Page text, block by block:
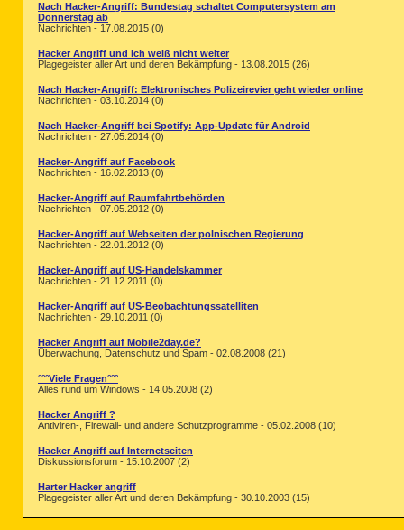
Nach Hacker-Angriff: Bundestag schaltet Computersystem am
Donnerstag ab
Nachrichten - 17.08.2015 (0)
Hacker Angriff und ich weiß nicht weiter
Plagegeister aller Art und deren Bekämpfung - 13.08.2015 (26)
Nach Hacker-Angriff: Elektronisches Polizeirevier geht wieder online
Nachrichten - 03.10.2014 (0)
Nach Hacker-Angriff bei Spotify: App-Update für Android
Nachrichten - 27.05.2014 (0)
Hacker-Angriff auf Facebook
Nachrichten - 16.02.2013 (0)
Hacker-Angriff auf Raumfahrtbehörden
Nachrichten - 07.05.2012 (0)
Hacker-Angriff auf Webseiten der polnischen Regierung
Nachrichten - 22.01.2012 (0)
Hacker-Angriff auf US-Handelskammer
Nachrichten - 21.12.2011 (0)
Hacker-Angriff auf US-Beobachtungssatelliten
Nachrichten - 29.10.2011 (0)
Hacker Angriff auf Mobile2day.de?
Überwachung, Datenschutz und Spam - 02.08.2008 (21)
°°°Viele Fragen°°°
Alles rund um Windows - 14.05.2008 (2)
Hacker Angriff ?
Antiviren-, Firewall- und andere Schutzprogramme - 05.02.2008 (10)
Hacker Angriff auf Internetseiten
Diskussionsforum - 15.10.2007 (2)
Harter Hacker angriff
Plagegeister aller Art und deren Bekämpfung - 30.10.2003 (15)